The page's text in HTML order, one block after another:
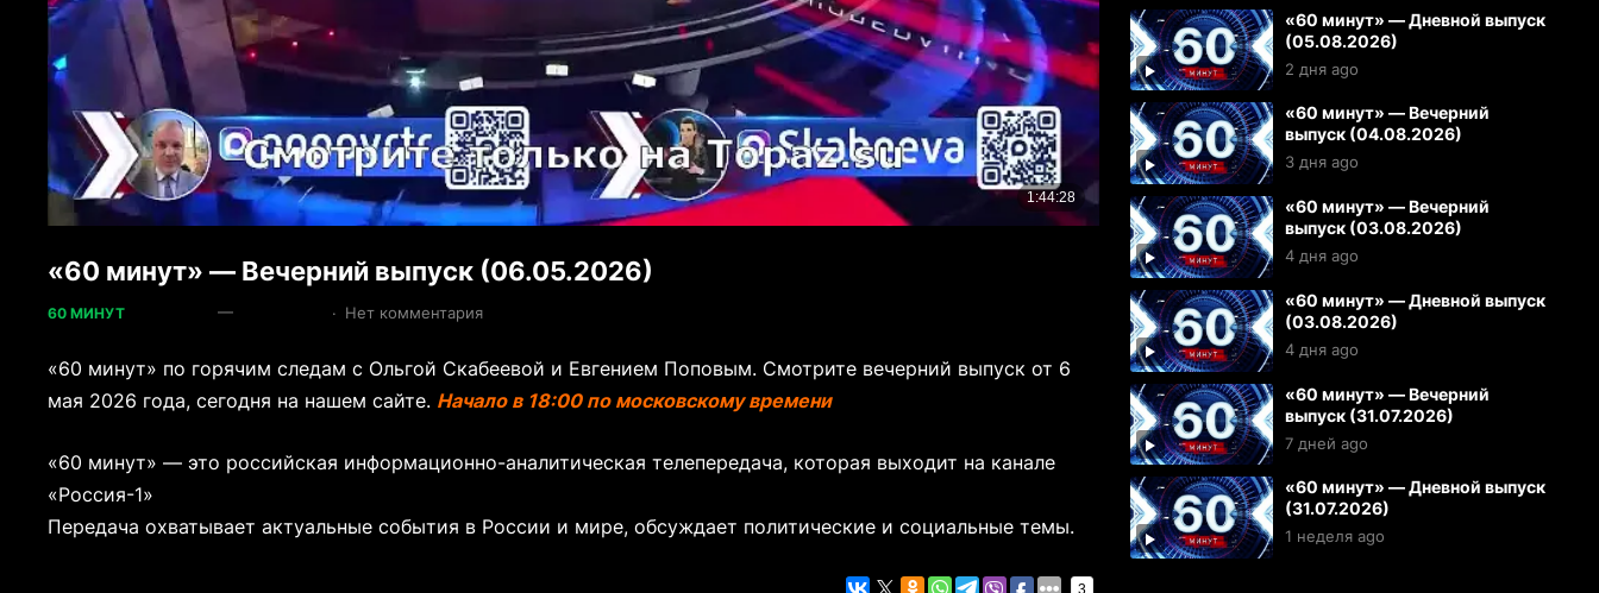
«60 минут» — Вечерний выпуск (06.05.2026)
60 МИНУТ — · Нет комментария
«60 минут» по горячим следам с Ольгой Скабеевой и Евгением Поповым. Смотрите вечерний выпуск от 6
мая 2026 года, сегодня на нашем сайте. Начало в 18:00 по московскому времени
«60 минут» — это российская информационно-аналитическая телепередача, которая выходит на канале
«Россия-1»
Передача охватывает актуальные события в России и мире, обсуждает политические и социальные темы.
«60 минут» — Дневной выпуск
(05.08.2026)
2 дня ago
«60 минут» — Вечерний
выпуск (04.08.2026)
3 дня ago
«60 минут» — Вечерний
выпуск (03.08.2026)
4 дня ago
«60 минут» — Дневной выпуск
(03.08.2026)
4 дня ago
«60 минут» — Вечерний
выпуск (31.07.2026)
7 дней ago
«60 минут» — Дневной выпуск
(31.07.2026)
1 неделя ago